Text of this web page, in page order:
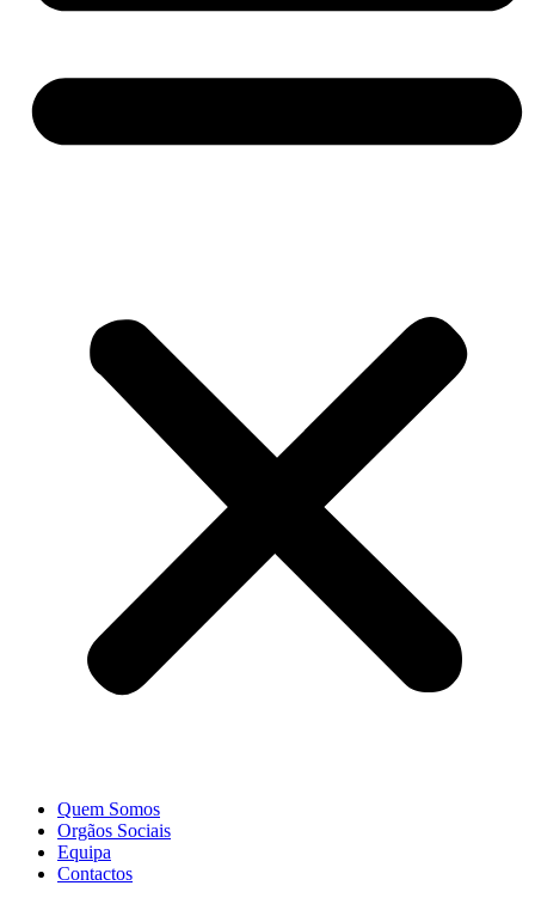
Quem Somos
Orgãos Sociais
Equipa
Contactos